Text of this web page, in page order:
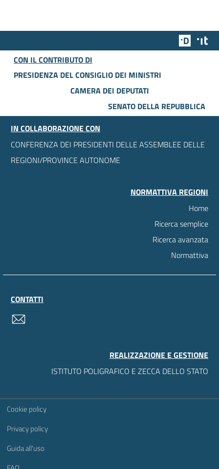
Team
CON IL CONTRIBUTO DI
PRESIDENZA DEL CONSIGLIO DEI MINISTRI
CAMERA DEI DEPUTATI
SENATO DELLA REPUBBLICA
IN COLLABORAZIONE CON
CONFERENZA DEI PRESIDENTI DELLE ASSEMBLEE DELLE
REGIONI/PROVINCE AUTONOME
NORMATTIVA REGIONI
Home
Ricerca semplice
Ricerca avanzata
Normattiva
CONTATTI
REALIZZAZIONE E GESTIONE
ISTITUTO POLIGRAFICO E ZECCA DELLO STATO
Sezione Link Utili
Cookie policy
Privacy policy
Guida all'uso